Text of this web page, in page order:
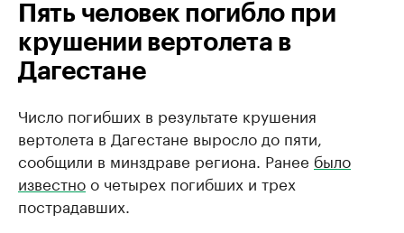
Пять человек погибло при
крушении вертолета в
Дагестане
Число погибших в результате крушения
вертолета в Дагестане выросло до пяти,
сообщили в минздраве региона. Ранее было
известноо четырех погибших и трех
пострадавших.